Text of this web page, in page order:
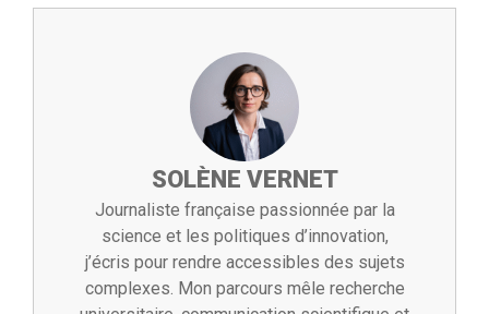
SOLÈNE VERNET
Journaliste française passionnée par la
science et les politiques d’innovation,
j’écris pour rendre accessibles des sujets
complexes. Mon parcours mêle recherche